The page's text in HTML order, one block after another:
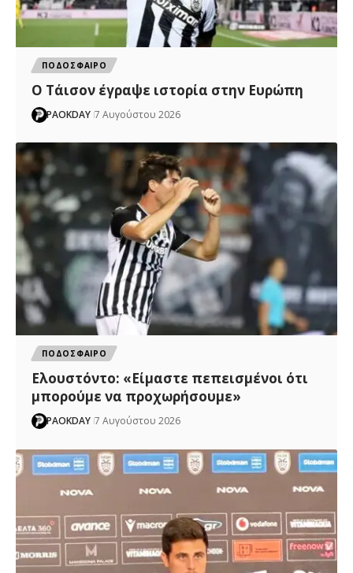
ΠΟΔΟΣΦΑΙΡΟ
Ο Τάισον έγραψε ιστορία στην Ευρώπη
PAOKDAY 7 Αυγούστου 2026
ΠΟΔΟΣΦΑΙΡΟ
Ελουστόντο: «Είμαστε πεπεισμένοι ότι
μπορούμε να προχωρήσουμε»
PAOKDAY 7 Αυγούστου 2026